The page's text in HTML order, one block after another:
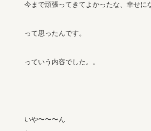
今まで頑張ってきてよかったな、幸せに
って思ったんです。
っていう内容でした。。
いや〜〜〜ん